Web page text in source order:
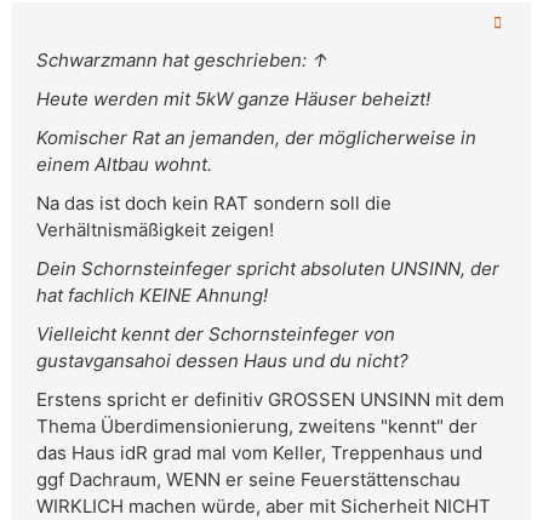
Schwarzmann hat geschrieben: ↑
Heute werden mit 5kW ganze Häuser beheizt!
Komischer Rat an jemanden, der möglicherweise in
einem Altbau wohnt.
Na das ist doch kein RAT sondern soll die
Verhältnismäßigkeit zeigen!
Dein Schornsteinfeger spricht absoluten UNSINN, der
hat fachlich KEINE Ahnung!
Vielleicht kennt der Schornsteinfeger von
gustavgansahoi dessen Haus und du nicht?
Erstens spricht er definitiv GROSSEN UNSINN mit dem
Thema Überdimensionierung, zweitens "kennt" der
das Haus idR grad mal vom Keller, Treppenhaus und
ggf Dachraum, WENN er seine Feuerstättenschau
WIRKLICH machen würde, aber mit Sicherheit NICHT